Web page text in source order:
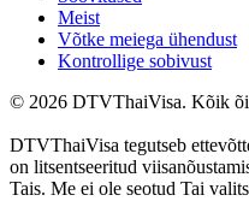
Meist
Võtke meiega ühendust
Kontrollige sobivust
© 2026 DTVThaiVisa. Kõik
DTVThaiVisa tegutseb
on litsentseeritud
Tais. Me ei ole seotud Tai